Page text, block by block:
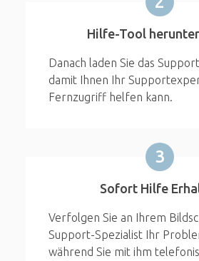
Hilfe-Tool
Danach laden Sie das
damit Ihnen Ihr
Fernzugriff helfen kann.
3
Sofort Hilfe
Verfolgen Sie an Ihrem
Support-Spezialist Ihr
während Sie mit ihm